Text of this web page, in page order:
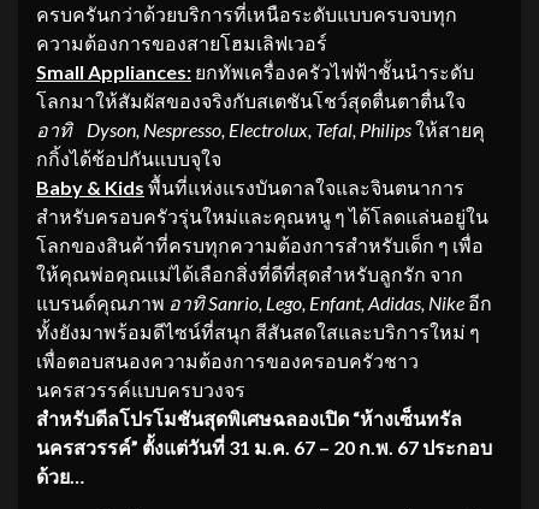
ครบครันกว่าด้วยบริการที่เหนือระดับแบบครบจบทุก
ความต้องการของสายโฮมเลิฟเวอร์
Small Appliances: ยกทัพเครื่องครัวไฟฟ้าชั้นนำระดับ
โลกมาให้สัมผัสของจริงกับสเตชันโชว์สุดตื่นตาตื่นใจ
อาทิ Dyson, Nespresso, Electrolux, Tefal, Philipsให้สายคุ
กกิ้งได้ช้อปกันแบบจุใจ
Baby & Kids พื้นที่แห่งแรงบันดาลใจและจินตนาการ
สำหรับครอบครัวรุ่นใหม่และคุณหนู ๆ ได้โลดแล่นอยู่ใน
โลกของสินค้าที่ครบทุกความต้องการสำหรับเด็ก ๆ เพื่อ
ให้คุณพ่อคุณแม่ได้เลือกสิ่งที่ดีที่สุดสำหรับลูกรัก จาก
แบรนด์คุณภาพ อาทิSanrio, Lego, Enfant, Adidas, Nike อีก
ทั้งยังมาพร้อมดีไซน์ที่สนุก สีสันสดใสและบริการใหม่ ๆ
เพื่อตอบสนองความต้องการของครอบครัวชาว
นครสวรรค์แบบครบวงจร
สำหรับดีลโปรโมชันสุดพิเศษฉลองเปิด “ห้างเซ็นทรัล
นครสวรรค์” ตั้งแต่วันที่ 31 ม.ค. 67 – 20 ก.พ. 67 ประกอบ
ด้วย…